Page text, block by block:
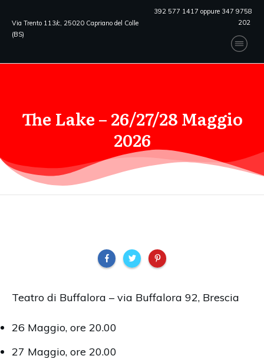
Via Trento 113/c, 25020 Capriano del Colle
(BS)
392 577 1417 oppure 347 9758
202
The Lake – 26/27/28 Maggio
2026
Teatro di Buffalora – via Buffalora 92, Brescia
26 Maggio, ore 20.00
27 Maggio, ore 20.00